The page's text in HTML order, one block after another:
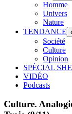
Homme
Univers
Nature
TENDANCE
Société
Culture
Opinion
SPÉCIAL
VIDÉO
Podcasts
Culture.